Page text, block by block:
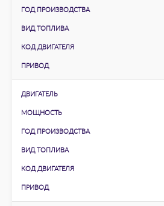
ГОД ПРОИЗВОДСТВА
ВИД ТОПЛИВА
КОД ДВИГАТЕЛЯ
ПРИВОД
ДВИГАТЕЛЬ
МОЩНОСТЬ
ГОД ПРОИЗВОДСТВА
ВИД ТОПЛИВА
КОД ДВИГАТЕЛЯ
ПРИВОД